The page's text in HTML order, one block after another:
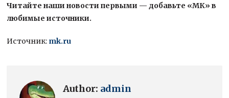
Читайте наши новости первыми — добавьте «МК» в
любимые источники.
Источник: mk.ru
Author: admin